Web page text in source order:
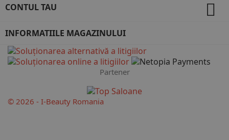
CONTUL TAU 
INFORMATIILE MAGAZINULUI
Partener
© 2026 - I-Beauty Romania